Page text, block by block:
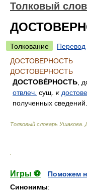
Толковый
Толкование
Перевод
ДОСТОВЕРНОСТЬ
ДОСТОВЕРНОСТЬ
ДОСТОВЕ́РНОСТЬ ,
отвлеч. сущ. к
полученных сведений.
Толковый словарь Ушакова
Игры ⚽
Поможем
Синонимы: